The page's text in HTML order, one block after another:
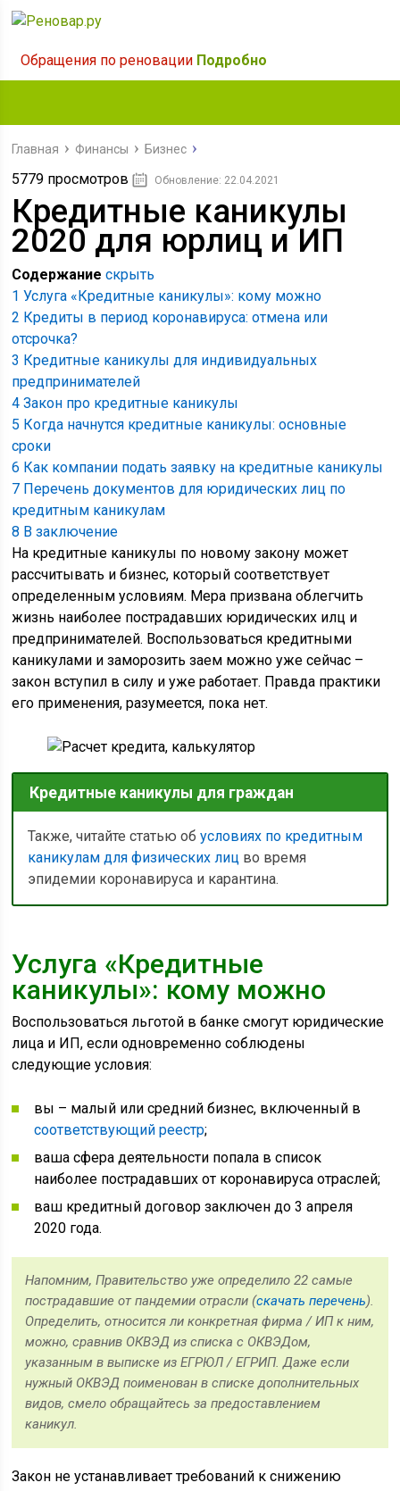
Обращения по реновации Подробно
Главная Финансы Бизнес
5779 просмотров Обновление: 22.04.2021
Кредитные каникулы
2020 для юрлиц и ИП
Содержание скрыть
1 Услуга «Кредитные каникулы»: кому можно
2 Кредиты в период коронавируса: отмена или
отсрочка?
3 Кредитные каникулы для индивидуальных
предпринимателей
4 Закон про кредитные каникулы
5 Когда начнутся кредитные каникулы: основные
сроки
6 Как компании подать заявку на кредитные каникулы
7 Перечень документов для юридических лиц по
кредитным каникулам
8 В заключение
На кредитные каникулы по новому закону может
рассчитывать и бизнес, который соответствует
определенным условиям. Мера призвана облегчить
жизнь наиболее пострадавших юридических илц и
предпринимателей. Воспользоваться кредитными
каникулами и заморозить заем можно уже сейчас –
закон вступил в силу и уже работает. Правда практики
его применения, разумеется, пока нет.
Кредитные каникулы для граждан
Также, читайте статью обусловиях по кредитным
каникулам для физических лиц во время
эпидемии коронавируса и карантина.
Услуга «Кредитные
каникулы»: кому можно
Воспользоваться льготой в банке смогут юридические
лица и ИП, если одновременно соблюдены
следующие условия:
вы – малый или средний бизнес, включенный в
соответствующий реестр;
ваша сфера деятельности попала в список
наиболее пострадавших от коронавируса отраслей;
ваш кредитный договор заключен до 3 апреля
2020 года.
Напомним, Правительство уже определило 22 самые
пострадавшие от пандемии отрасли (скачать перечень).
Определить, относится ли конкретная фирма / ИП к ним,
можно, сравнив ОКВЭД из списка с ОКВЭДом,
указанным в выписке из ЕГРЮЛ / ЕГРИП. Даже если
нужный ОКВЭД поименован в списке дополнительных
видов, смело обращайтесь за предоставлением
каникул.
Закон не устанавливает требований к снижению